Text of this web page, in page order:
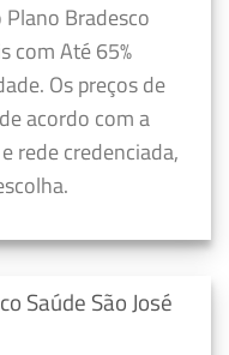
Bradesco
com Até 65%
Os preços de
acordo com a
rede credenciada,
Saúde São José